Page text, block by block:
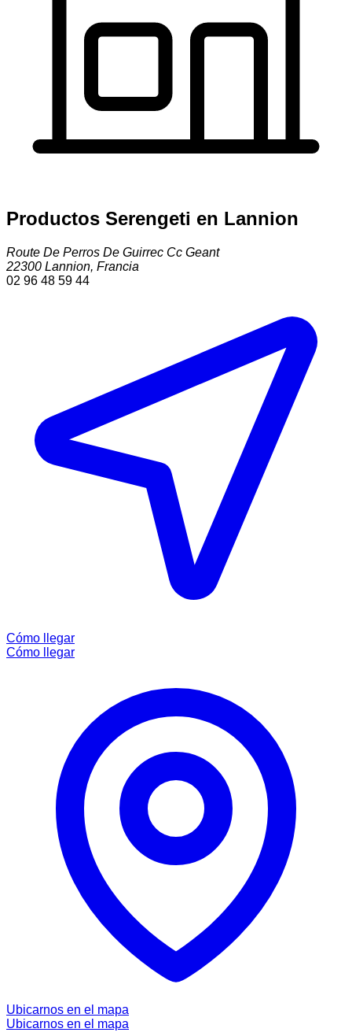
Productos Serengeti en Lannion
Route De Perros De Guirrec Cc Geant
22300 Lannion, Francia
02 96 48 59 44
Cómo llegar
Cómo llegar
Ubicarnos en el mapa
Ubicarnos en el mapa